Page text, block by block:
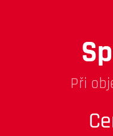
Při